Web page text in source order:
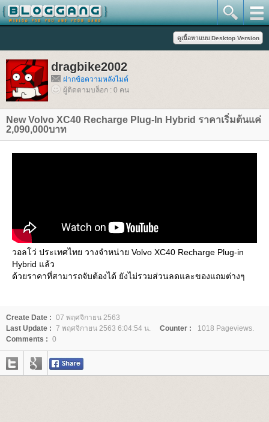
dragbike2002
ฝากข้อความหลังไมค์
ผู้ติดตามบล็อก : 0 คน
New Volvo XC40 Recharge Plug-In Hybrid ราคาเริ่มต้นแค่
2,090,000บาท
วอลโว่ ประเทศไทย วางจำหน่าย Volvo XC40 Recharge Plug-in
Hybrid แล้ว
ด้วยราคาที่สามารถจับต้องได้ ยังไม่รวมส่วนลดและของแถมต่างๆ
Create Date : 07 พฤศจิกายน 2563
Last Update : 7 พฤศจิกายน 2563 6:04:54 น. Counter :
1018 Pageviews.
Comments : 0